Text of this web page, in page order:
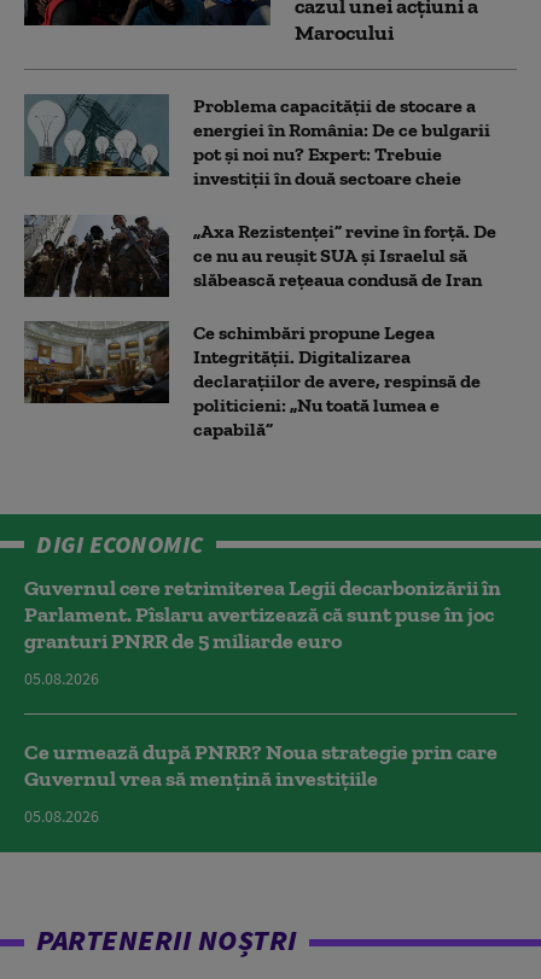
cazul unei acțiuni a
Marocului
Problema capacității de stocare a
energiei în România: De ce bulgarii
pot și noi nu? Expert: Trebuie
investiții în două sectoare cheie
„Axa Rezistenței” revine în forță. De
ce nu au reușit SUA și Israelul să
slăbească rețeaua condusă de Iran
Ce schimbări propune Legea
Integrității. Digitalizarea
declarațiilor de avere, respinsă de
politicieni: „Nu toată lumea e
capabilă”
DIGI ECONOMIC
Guvernul cere retrimiterea Legii decarbonizării în
Parlament. Pîslaru avertizează că sunt puse în joc
granturi PNRR de 5 miliarde euro
05.08.2026
Ce urmează după PNRR? Noua strategie prin care
Guvernul vrea să mențină investițiile
05.08.2026
PARTENERII NOȘTRI